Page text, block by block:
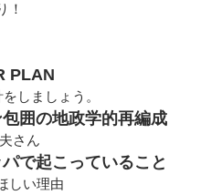
！
PLAN
しましょう。
囲の地政学的再編成
さん
で起こっていること
しい理由